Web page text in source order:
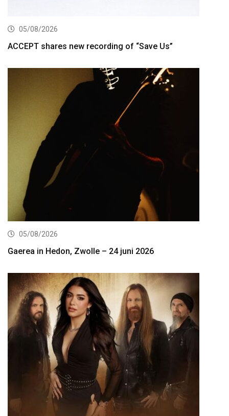
05/08/2026
ACCEPT shares new recording of “Save Us”
05/08/2026
Gaerea in Hedon, Zwolle – 24 juni 2026